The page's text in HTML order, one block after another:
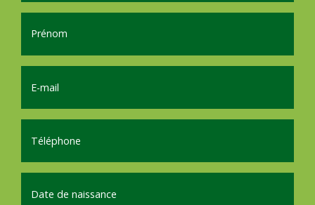
Prénom
E-mail
Téléphone
Date de naissance